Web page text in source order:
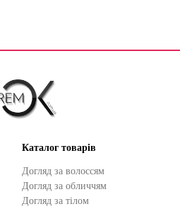
Каталог товарів
Догляд за волоссям
Догляд за обличчям
Догляд за тілом